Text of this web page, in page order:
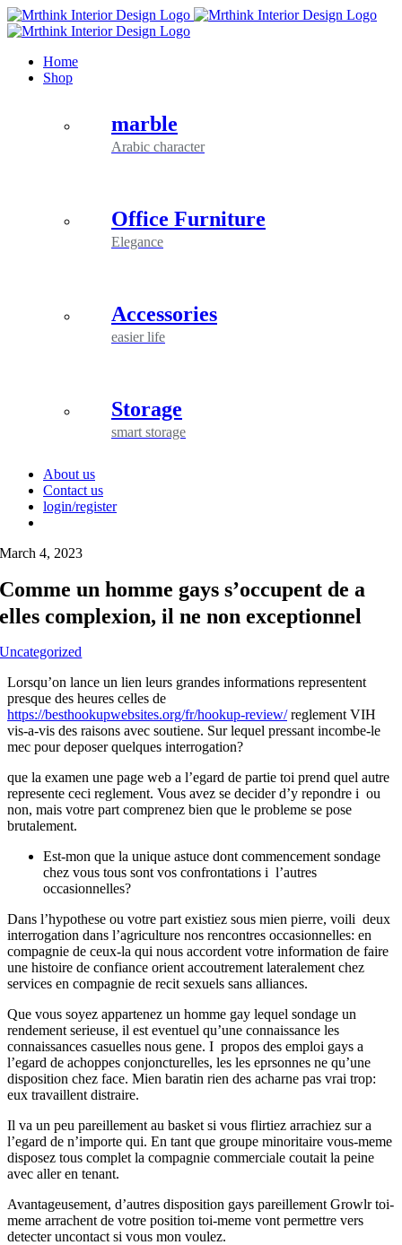
Skip
to
Home
Shop
marble
Arabic character
Office Furniture
Elegance
Accessories
easier life
Storage
smart storage
About us
Contact us
login/register
March 4, 2023
Comme un homme gays s’occupent de a
elles complexion, il ne non exceptionnel
Uncategorized
Lorsqu’on lance un lien leurs grandes informations representent
presque des heures celles de
https://besthookupwebsites.org/fr/hookup-review/reglement VIH
vis-a-vis des raisons avec soutiene. Sur lequel pressant incombe-le
mec pour deposer quelques interrogation?
que la examen une page web a l’egard de partie toi prend quel autre
represente ceci reglement. Vous avez se decider d’y repondre i ou
non, mais votre part comprenez bien que le probleme se pose
brutalement.
Est-mon que la unique astuce dont commencement sondage
chez vous tous sont vos confrontations i l’autres
occasionnelles?
Dans l’hypothese ou votre part existiez sous mien pierre, voili deux
interrogation dans l’agriculture nos rencontres occasionnelles: en
compagnie de ceux-la qui nous accordent votre information de faire
une histoire de confiance orient accoutrement lateralement chez
services en compagnie de recit sexuels sans alliances.
Que vous soyez appartenez un homme gay lequel sondage un
rendement serieuse, il est eventuel qu’une connaissance les
connaissances casuelles nous gene. I propos des emploi gays a
l’egard de achoppes conjoncturelles, les les eprsonnes ne qu’une
disposition chez face. Mien baratin rien des acharne pas vrai trop:
eux travaillent distraire.
Il va un peu pareillement au basket si vous flirtiez arrachiez sur a
l’egard de n’importe qui. En tant que groupe minoritaire vous-meme
disposez tous complet la compagnie commerciale coutait la peine
avec aller en tenant.
Avantageusement, d’autres disposition gays pareillement Growlr toi-
meme arrachent de votre position toi-meme vont permettre vers
detecter uncontact si vous mon voulez.